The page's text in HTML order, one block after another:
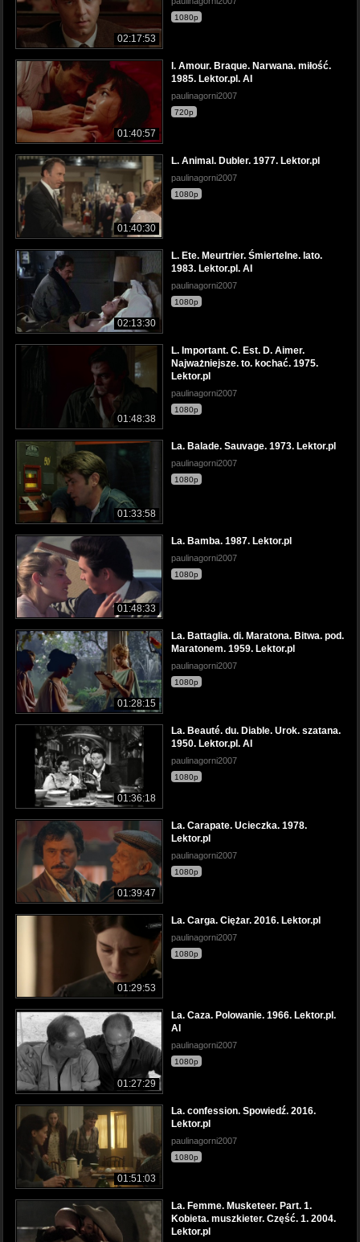
02:17:53
1080p
01:40:57
l. Amour. Braque. Narwana. miłość.
1985. Lektor.pl. AI
paulinagorni2007
720p
01:40:30
L. Animal. Dubler. 1977. Lektor.pl
paulinagorni2007
1080p
02:13:30
L. Ete. Meurtrier. Śmiertelne. lato.
1983. Lektor.pl. AI
paulinagorni2007
1080p
01:48:38
L. Important. C. Est. D. Aimer.
Najważniejsze. to. kochać. 1975.
Lektor.pl
paulinagorni2007
1080p
01:33:58
La. Balade. Sauvage. 1973. Lektor.pl
paulinagorni2007
1080p
01:48:33
La. Bamba. 1987. Lektor.pl
paulinagorni2007
1080p
01:28:15
La. Battaglia. di. Maratona. Bitwa. pod.
Maratonem. 1959. Lektor.pl
paulinagorni2007
1080p
01:36:18
La. Beauté. du. Diable. Urok. szatana.
1950. Lektor.pl. AI
paulinagorni2007
1080p
01:39:47
La. Carapate. Ucieczka. 1978.
Lektor.pl
paulinagorni2007
1080p
01:29:53
La. Carga. Ciężar. 2016. Lektor.pl
paulinagorni2007
1080p
01:27:29
La. Caza. Polowanie. 1966. Lektor.pl.
AI
paulinagorni2007
1080p
01:51:03
La. confession. Spowiedź. 2016.
Lektor.pl
paulinagorni2007
1080p
La. Femme. Musketeer. Part. 1.
Kobieta. muszkieter. Część. 1. 2004.
Lektor.pl